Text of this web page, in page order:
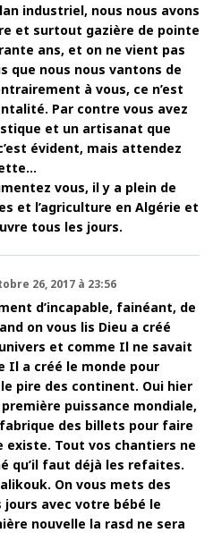
industriel, nous nous avons
et surtout gazière de pointe
ans, et on ne vient pas
que nous nous vantons de
à vous, ce n’est
Par contre vous avez
et un artisanat que
évident, mais attendez
vous, il y a plein de
et l’agriculture en Algérie et
tous les jours.
26, 2017 à 23:56
d’incapable, fainéant, de
on vous lis Dieu a créé
et comme Il ne savait
Il a créé le monde pour
pire des continent. Oui hier
puissance mondiale,
des billets pour faire
existe. Tout vos chantiers ne
qu’il faut déjà les refaites.
On vous mets des
avec votre bébé le
nouvelle la rasd ne sera